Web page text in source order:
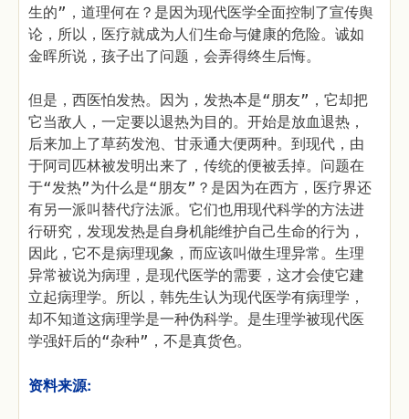
生的”，道理何在？是因为现代医学全面控制了宣传舆
论，所以，医疗就成为人们生命与健康的危险。诚如
金晖所说，孩子出了问题，会弄得终生后悔。
但是，西医怕发热。因为，发热本是“朋友”，它却把
它当敌人，一定要以退热为目的。开始是放血退热，
后来加上了草药发泡、甘汞通大便两种。到现代，由
于阿司匹林被发明出来了，传统的便被丢掉。问题在
于“发热”为什么是“朋友”？是因为在西方，医疗界还
有另一派叫替代疗法派。它们也用现代科学的方法进
行研究，发现发热是自身机能维护自己生命的行为，
因此，它不是病理现象，而应该叫做生理异常。生理
异常被说为病理，是现代医学的需要，这才会使它建
立起病理学。所以，韩先生认为现代医学有病理学，
却不知道这病理学是一种伪科学。是生理学被现代医
学强奸后的“杂种”，不是真货色。
资料来源: